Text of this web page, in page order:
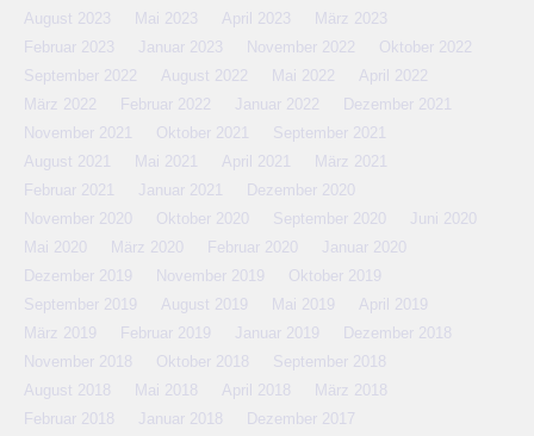
August 2023
Mai 2023 April 2023
März 2023
Februar 2023
Januar 2023 November 2022
Oktober 2022
September 2022
August 2022 Mai 2022
April 2022
März 2022
Februar 2022 Januar 2022
Dezember 2021
November 2021
Oktober 2021
September 2021
August 2021
Mai 2021 April 2021
März 2021
Februar 2021
Januar 2021
Dezember 2020
November 2020
Oktober 2020 September 2020
Juni 2020
Mai 2020
März 2020 Februar 2020
Januar 2020
Dezember 2019
November 2019
Oktober 2019
September 2019
August 2019 Mai 2019
April 2019
März 2019
Februar 2019 Januar 2019
Dezember 2018
November 2018
Oktober 2018
September 2018
August 2018
Mai 2018 April 2018
März 2018
Februar 2018
Januar 2018
Dezember 2017